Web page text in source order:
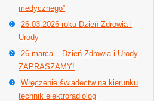
medycznego”
26.03.2026 roku Dzień Zdrowia i
Urody
26 marca – Dzień Zdrowia i Urody
ZAPRASZAMY!
Wręczenie świadectw na kierunku
technik elektroradiolog